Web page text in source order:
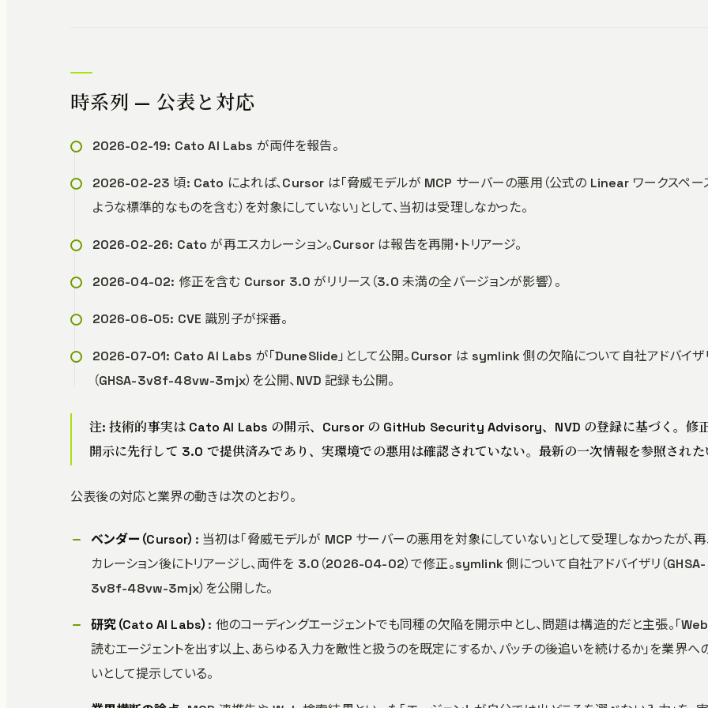
時系列 — 公表と対応
2026-02-19: Cato AI Labs が両件を報告。
2026-02-23 頃: Cato によれば、Cursor は「脅威モデルが MCP サーバーの悪用（公式の Linear ワークスペー
ような標準的なものを含む）を対象にしていない」として、当初は受理しなかった。
2026-02-26: Cato が再エスカレーション。Cursor は報告を再開・トリアージ。
2026-04-02: 修正を含む Cursor 3.0 がリリース（3.0 未満の全バージョンが影響）。
2026-06-05: CVE 識別子が採番。
2026-07-01: Cato AI Labs が「DuneSlide」として公開。Cursor は symlink 側の欠陥について自社アドバイザ
（GHSA-3v8f-48vw-3mjx）を公開、NVD 記録も公開。
注: 技術的事実は Cato AI Labs の開示、Cursor の GitHub Security Advisory、NVD の登録に基づく。修
開示に先行して 3.0 で提供済みであり、実環境での悪用は確認されていない。最新の一次情報を参照された
公表後の対応と業界の動きは次のとおり。
ベンダー（Cursor） : 当初は「脅威モデルが MCP サーバーの悪用を対象にしていない」として受理しなかったが、
カレーション後にトリアージし、両件を 3.0（2026-04-02）で修正。symlink 側について自社アドバイザリ（GHSA-
3v8f-48vw-3mjx）を公開した。
研究（Cato AI Labs） : 他のコーディングエージェントでも同種の欠陥を開示中とし、問題は構造的だと主張。「
読むエージェントを出す以上、あらゆる入力を敵性と扱うのを既定にするか、パッチの後追いを続けるか」を業界へ
いとして提示している。